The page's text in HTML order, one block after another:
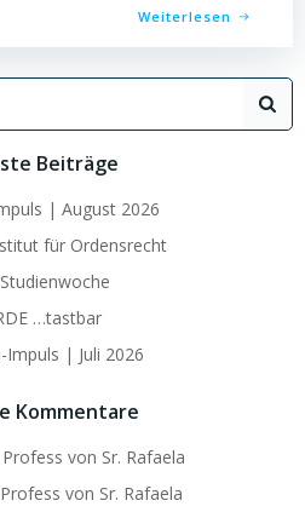
Weiterlesen
Beiträge
| August 2026
für Ordensrecht
…tastbar
Impuls | Juli 2026
Kommentare
von Sr. Rafaela
von Sr. Rafaela